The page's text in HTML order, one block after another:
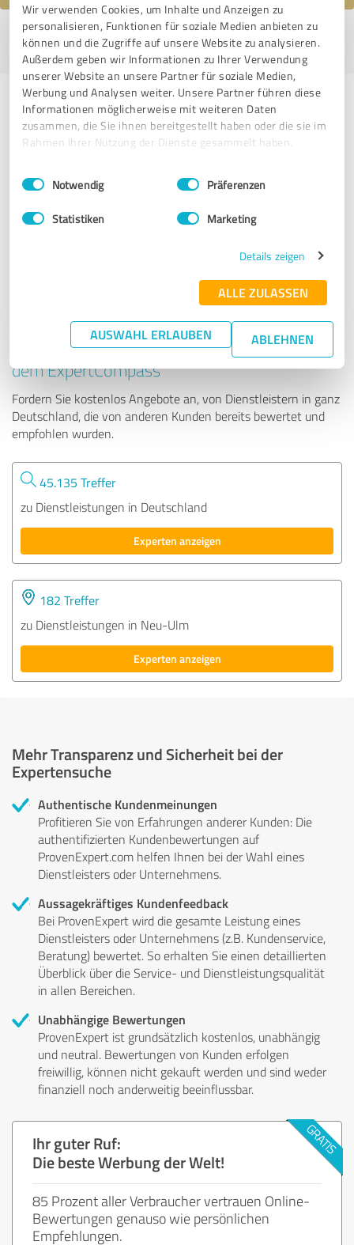
Wir verwenden Cookies, um Inhalte und Anzeigen zu
personalisieren, Funktionen für soziale Medien anbieten zu
können und die Zugriffe auf unsere Website zu analysieren.
Außerdem geben wir Informationen zu Ihrer Verwendung
unserer Website an unsere Partner für soziale Medien,
Werbung und Analysen weiter. Unsere Partner führen diese
Informationen möglicherweise mit weiteren Daten
zusammen, die Sie ihnen bereitgestellt haben oder die sie im
Rahmen Ihrer Nutzung der Dienste gesammelt haben.
Impressum Datenschutzbestimmungen
Einwilligungsauswahl
Notwendig Präferenzen
Statistiken Marketing
Details zeigen
ALLE ZULASSEN
AUSWAHL ERLAUBEN ABLEHNEN
Profil aktiv seit 18.02.2021 | Letzte Aktualisierung: 07.06.2026
melden
Erfahrungen zu weiteren
Anbietern aus dem Bereich
Dienstleistungen
Emcomy
Tipp: Die passenden Experten finden - mit
dem ExpertCompass
Fordern Sie kostenlos Angebote an, von Dienstleistern in ganz
Deutschland, die von anderen Kunden bereits bewertet und
empfohlen wurden.
45.135 Treffer
zu Dienstleistungen in Deutschland
Experten anzeigen
182 Treffer
zu Dienstleistungen in Neu-Ulm
Experten anzeigen
Mehr Transparenz und Sicherheit bei der
Expertensuche
Authentische Kundenmeinungen
Profitieren Sie von Erfahrungen anderer Kunden: Die
authentifizierten Kundenbewertungen auf
ProvenExpert.com helfen Ihnen bei der Wahl eines
Dienstleisters oder Unternehmens.
Aussagekräftiges Kundenfeedback
Bei ProvenExpert wird die gesamte Leistung eines
Dienstleisters oder Unternehmens (z.B. Kundenservice,
Beratung) bewertet. So erhalten Sie einen detaillierten
Überblick über die Service- und Dienstleistungsqualität
in allen Bereichen.
Unabhängige Bewertungen
ProvenExpert ist grundsätzlich kostenlos, unabhängig
und neutral. Bewertungen von Kunden erfolgen
freiwillig, können nicht gekauft werden und sind weder
finanziell noch anderweitig beeinflussbar.
Ihr guter Ruf:
Die beste Werbung der Welt!
85 Prozent aller Verbraucher vertrauen Online-
Bewertungen genauso wie persönlichen
Empfehlungen.